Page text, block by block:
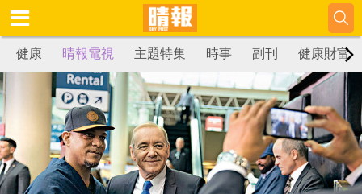
健康 晴報電視 主題特集 時事 副刊 健康財富